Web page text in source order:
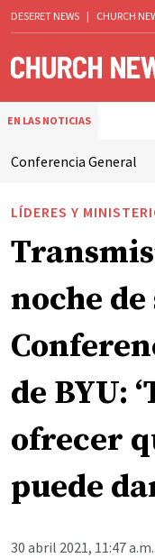
DESERET NEWS | CHURCH
EN LAS NOTICIAS
Conferencia General
LÍDERES Y
noche
de BYU:
ofrecer
puede
30 abril 2021, 11:47